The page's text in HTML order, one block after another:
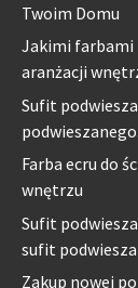
Twoim Domu
Jakimi farbami
aranżacji
Sufit
Farba ecru do
wnętrzu
Sufit
sufit
Zakup nowej